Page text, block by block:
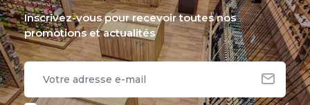
Inscrivez-vous pour recevoir toutes nos
promotions et actualités